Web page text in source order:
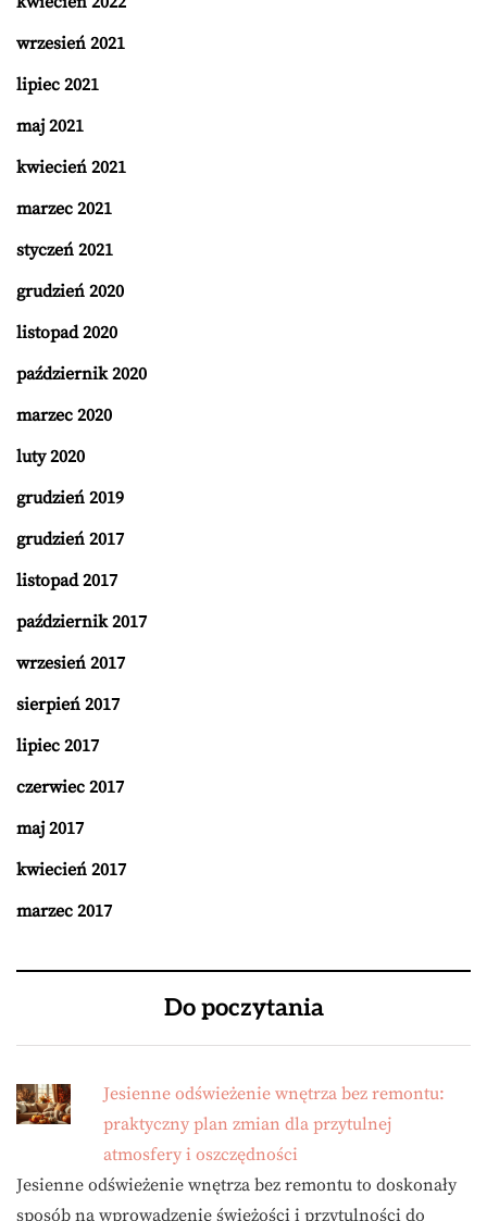
wrzesień 2021
lipiec 2021
maj 2021
kwiecień 2021
marzec 2021
styczeń 2021
grudzień 2020
listopad 2020
październik 2020
marzec 2020
luty 2020
grudzień 2019
grudzień 2017
listopad 2017
październik 2017
wrzesień 2017
sierpień 2017
lipiec 2017
czerwiec 2017
maj 2017
kwiecień 2017
marzec 2017
Do poczytania
Jesienne odświeżenie wnętrza bez remontu:
praktyczny plan zmian dla przytulnej
atmosfery i oszczędności
Jesienne odświeżenie wnętrza bez remontu to doskonały
sposób na wprowadzenie świeżości i przytulności do